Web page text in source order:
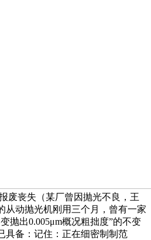
废丧失（某厂曾因抛光不良，王
动抛光机刚用三个月，曾有一家
抛出0.005μm概况粗拙度”的不变
具备：记住：正在细密制制范